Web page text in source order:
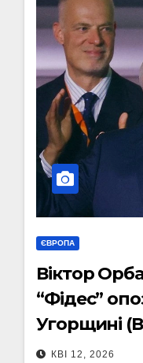
ЄВРОПА
Віктор
“Фідес”
Угорщині
КВІ 12, 2026